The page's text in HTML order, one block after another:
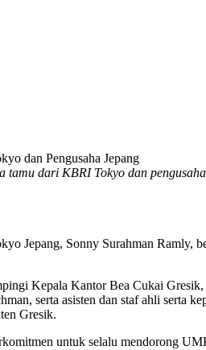
dari KBRI Tokyo dan
Jepang, Sonny Surahman Ramly,
Kepala Kantor Bea Cukai
serta asisten dan staf ahli serta
Gresik.
untuk selalu mendorong